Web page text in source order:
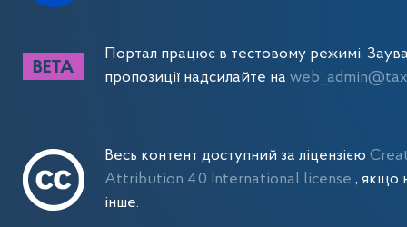
Портал працює в тестовому режимі.
пропозиції надсилайте на
Весь контент доступний за ліцензією
Attribution 4.0 International license , якщо
інше.